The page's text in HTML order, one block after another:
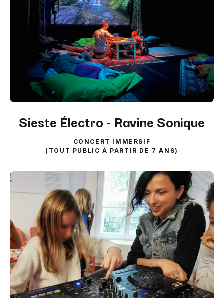
Sieste Électro - Ravine Sonique
CONCERT IMMERSIF
(TOUT PUBLIC À PARTIR DE 7 ANS)